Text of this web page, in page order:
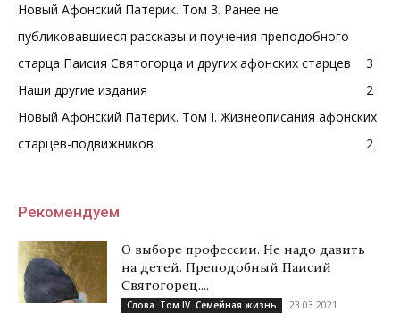
Новый Афонский Патерик. Том 3. Ранее не
публиковавшиеся рассказы и поучения преподобного
старца Паисия Святогорца и других афонских старцев
3
Наши другие издания
2
Новый Афонский Патерик. Том I. Жизнеописания афонских
старцев-подвижников
2
Рекомендуем
О выборе профессии. Не надо давить
на детей. Преподобный Паисий
Святогорец....
Слова. Том IV. Семейная жизнь 23.03.2021